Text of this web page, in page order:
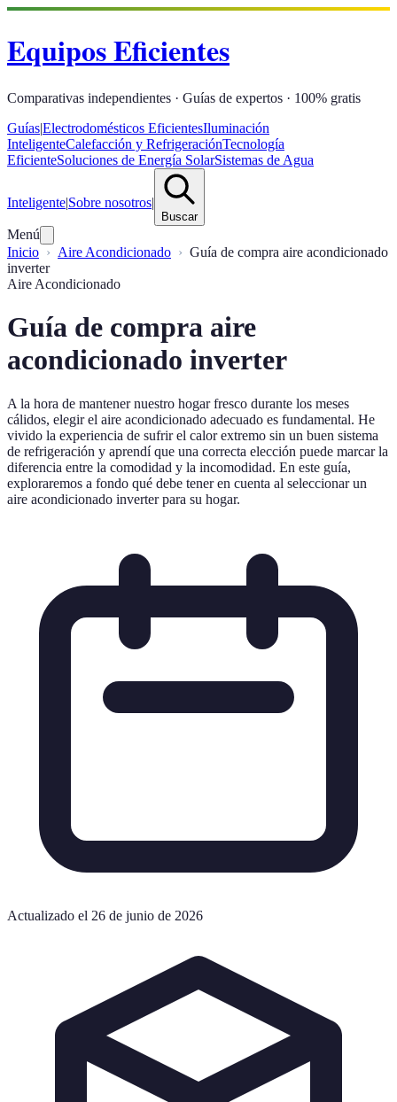
Equipos Eficientes
Comparativas independientes · Guías de expertos · 100% gratis
Guías|Electrodomésticos EficientesIluminación
InteligenteCalefacción y RefrigeraciónTecnología
EficienteSoluciones de Energía SolarSistemas de Agua
Inteligente|Sobre nosotros|
Buscar
Menú
Inicio
Aire Acondicionado
Guía de compra aire acondicionado
inverter
Aire Acondicionado
Guía de compra aire
acondicionado inverter
A la hora de mantener nuestro hogar fresco durante los meses
cálidos, elegir el aire acondicionado adecuado es fundamental. He
vivido la experiencia de sufrir el calor extremo sin un buen sistema
de refrigeración y aprendí que una correcta elección puede marcar la
diferencia entre la comodidad y la incomodidad. En este guía,
exploraremos a fondo qué debe tener en cuenta al seleccionar un
aire acondicionado inverter para su hogar.
Actualizado el 26 de junio de 2026